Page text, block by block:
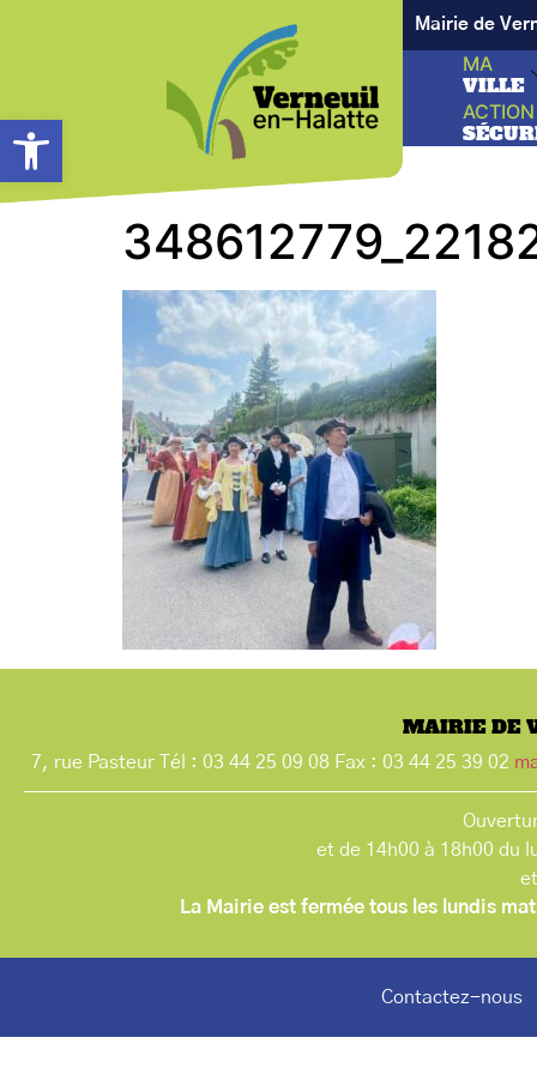
Ouvrir la barre d’outils
Mairie de
MA
VILLE
ACTION
MAIRIE DE
7, rue Pasteur Tél : 03 44 25 09 08 Fax : 03 44 25 39 02
et de 14h00 à 18h00 du
La Mairie est fermée tous les lundis
Contactez-nous